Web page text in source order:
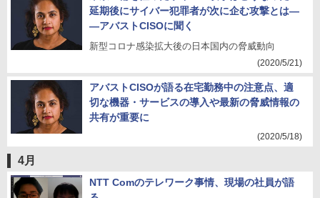
延期後にサイバー犯罪者が次に企む攻撃とは―
―アバストCISOに聞く
新型コロナ感染拡大後の日本国内の脅威動向
(2020/5/21)
アバストCISOが語る在宅勤務中の注意点、適
切な機器・サービスの導入や最新の脅威情報の
共有が重要に
(2020/5/18)
4月
NTT Comのテレワーク事情、現場の社員が語